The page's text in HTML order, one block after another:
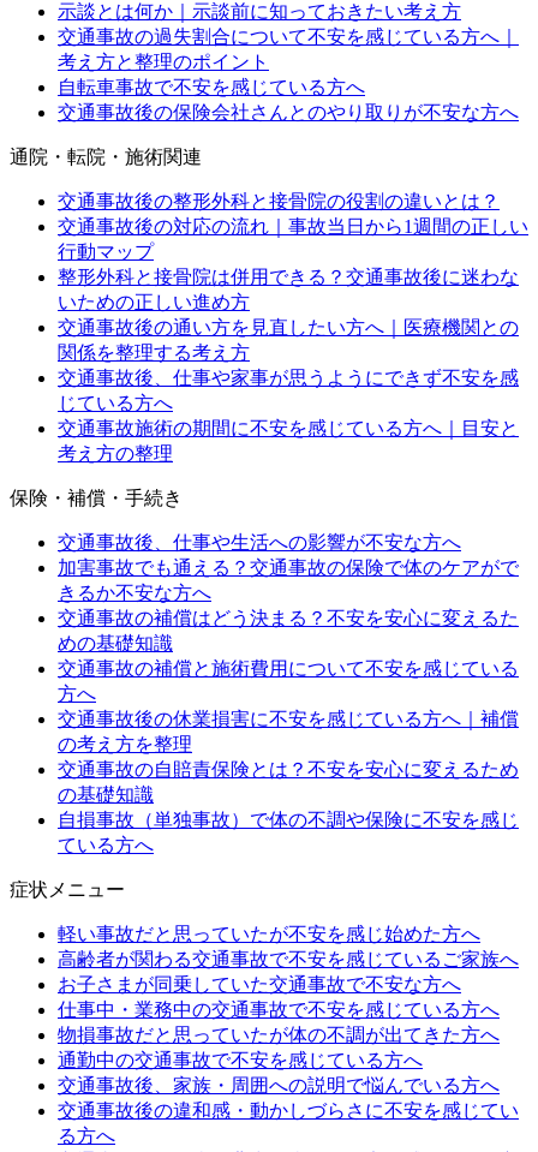
示談とは何か｜示談前に知っておきたい考え方
交通事故の過失割合について不安を感じている方へ｜
考え方と整理のポイント
自転車事故で不安を感じている方へ
交通事故後の保険会社さんとのやり取りが不安な方へ
通院・転院・施術関連
交通事故後の整形外科と接骨院の役割の違いとは？
交通事故後の対応の流れ｜事故当日から1週間の正しい
行動マップ
整形外科と接骨院は併用できる？交通事故後に迷わな
いための正しい進め方
交通事故後の通い方を見直したい方へ｜医療機関との
関係を整理する考え方
交通事故後、仕事や家事が思うようにできず不安を感
じている方へ
交通事故施術の期間に不安を感じている方へ｜目安と
考え方の整理
保険・補償・手続き
交通事故後、仕事や生活への影響が不安な方へ
加害事故でも通える？交通事故の保険で体のケアがで
きるか不安な方へ
交通事故の補償はどう決まる？不安を安心に変えるた
めの基礎知識
交通事故の補償と施術費用について不安を感じている
方へ
交通事故後の休業損害に不安を感じている方へ｜補償
の考え方を整理
交通事故の自賠責保険とは？不安を安心に変えるため
の基礎知識
自損事故（単独事故）で体の不調や保険に不安を感じ
ている方へ
症状メニュー
軽い事故だと思っていたが不安を感じ始めた方へ
高齢者が関わる交通事故で不安を感じているご家族へ
お子さまが同乗していた交通事故で不安な方へ
仕事中・業務中の交通事故で不安を感じている方へ
物損事故だと思っていたが体の不調が出てきた方へ
通勤中の交通事故で不安を感じている方へ
交通事故後、家族・周囲への説明で悩んでいる方へ
交通事故後の違和感・動かしづらさに不安を感じてい
る方へ